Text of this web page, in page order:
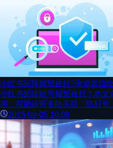
小红书矩阵频繁被封?浏览器指
小红书矩阵账号频繁被封？本
用，帮助运营者防关联、防封
率。2025-09-05 10:09